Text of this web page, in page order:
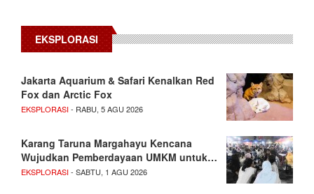
EKSPLORASI
Jakarta Aquarium & Safari Kenalkan Red
Fox dan Arctic Fox
EKSPLORASI- RABU, 5 AGU 2026
Karang Taruna Margahayu Kencana
Wujudkan Pemberdayaan UMKM untuk…
EKSPLORASI- SABTU, 1 AGU 2026